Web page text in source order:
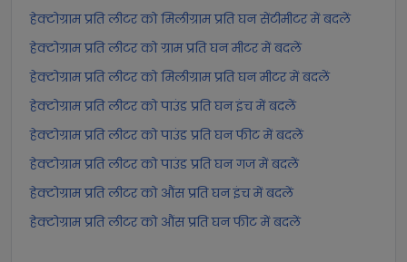
हेक्टोग्राम प्रति लीटर को मिलीग्राम प्रति घन सेंटीमीटर में बदलें
हेक्टोग्राम प्रति लीटर को ग्राम प्रति घन मीटर में बदलें
हेक्टोग्राम प्रति लीटर को मिलीग्राम प्रति घन मीटर में बदलें
हेक्टोग्राम प्रति लीटर को पाउंड प्रति घन इंच में बदलें
हेक्टोग्राम प्रति लीटर को पाउंड प्रति घन फीट में बदलें
हेक्टोग्राम प्रति लीटर को पाउंड प्रति घन गज में बदलें
हेक्टोग्राम प्रति लीटर को औंस प्रति घन इंच में बदलें
हेक्टोग्राम प्रति लीटर को औंस प्रति घन फीट में बदलें